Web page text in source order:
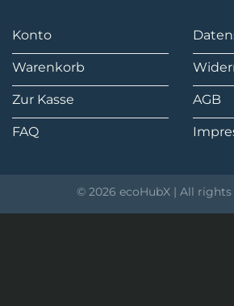
Konto
Warenkorb
Zur Kasse
FAQ
AGB
© 2026 ecoHubX | All rights